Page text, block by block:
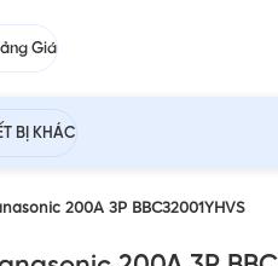
Giá
BỊ KHÁC
200A 3P BBC32001YHVS